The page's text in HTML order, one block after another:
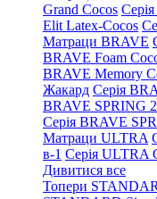
Grand Cocos
Elit Latex-Cocos
Матраци BRAVE
BRAVE Foam
BRAVE Memory
Жакард Серія
BRAVE SPRING
Серія BRAVE
Матраци ULTRA
в-1 Серія ULTRA
Дивитися все
Топери